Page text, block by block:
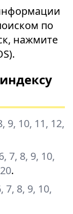
по
нажмите
9, 10, 11, 12,
7, 8, 9, 10,
.
7, 8, 9, 10,